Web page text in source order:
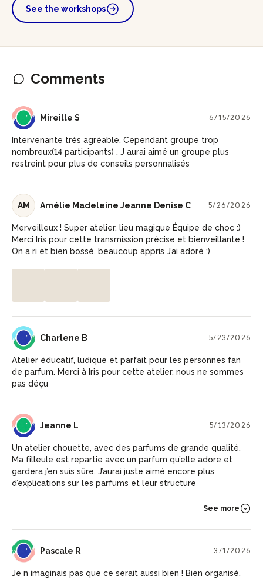
See the workshops
Comments
MS Mireille S 6/15/2026
Intervenante très agréable. Cependant groupe trop
nombreux(14 participants) . J aurai aimé un groupe plus
restreint pour plus de conseils personnalisés
AM Amélie Madeleine Jeanne Denise C 5/26/2026
Merveilleux ! Super atelier, lieu magique Équipe de choc :)
Merci Iris pour cette transmission précise et bienveillante !
On a ri et bien bossé, beaucoup appris J’ai adoré :)
CB Charlene B 5/23/2026
Atelier éducatif, ludique et parfait pour les personnes fan
de parfum. Merci à Iris pour cette atelier, nous ne sommes
pas déçu
JL Jeanne L 5/13/2026
Un atelier chouette, avec des parfums de grande qualité.
Ma filleule est repartie avec un parfum qu’elle adore et
gardera j’en suis sûre. J’aurai juste aimé encore plus
d’explications sur les parfums et leur structure
See more
PR Pascale R 3/1/2026
Je n imaginais pas que ce serait aussi bien ! Bien organisé,